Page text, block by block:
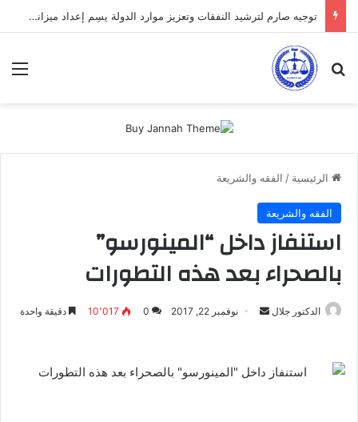
توجيه صارم لترشيد النفقات وتعزيز موارد الدولة يسِم إعداد ميزانية 2027
بحث عن
الرئيسية / الفقه والشريعة
الفقه والشريعة
استنفاز داخل “المينورسو”
بالصحراء بعد هذه التطورات
الدكتور جلال
أرسل نوفمبر 22, 2017 0 10٬017 دقيقة واحدة